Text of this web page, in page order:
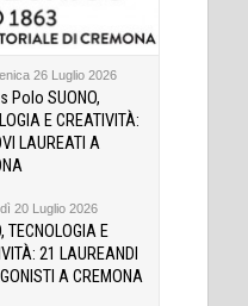
26 Luglio 2026
Polo SUONO,
E CREATIVITÀ:
LAUREATI A
20 Luglio 2026
TECNOLOGIA E
21 LAUREANDI
A CREMONA